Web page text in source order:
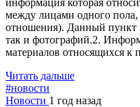
между лицами одного
отношения). Данный пункт
так и фотографий.2.
материалов относящихся к
Читать дальше
#новости
Новости 1 год назад